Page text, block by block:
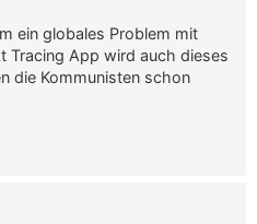
ein globales Problem mit
Tracing App wird auch dieses
die Kommunisten schon